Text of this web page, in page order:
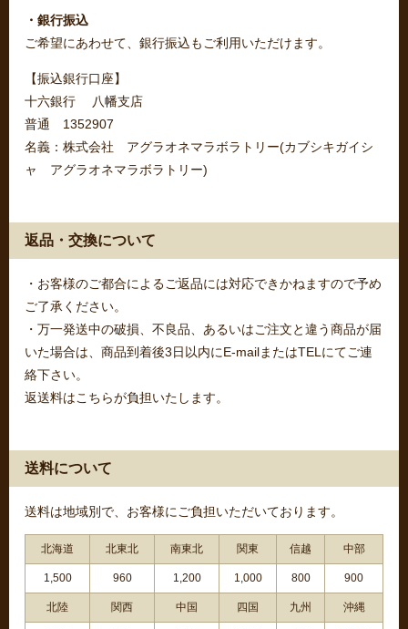
・銀行振込
ご希望にあわせて、銀行振込もご利用いただけます。
【振込銀行口座】
十六銀行 八幡支店
普通 1352907
名義：株式会社 アグラオネマラボラトリー(カブシキガイシ
ャ アグラオネマラボラトリー)
返品・交換について
・お客様のご都合によるご返品には対応できかねますので予め
ご了承ください。
・万一発送中の破損、不良品、あるいはご注文と違う商品が届
いた場合は、商品到着後3日以内にE-mailまたはTELにてご連
絡下さい。
返送料はこちらが負担いたします。
送料について
送料は地域別で、お客様にご負担いただいております。
北海道 北東北 南東北 関東 信越 中部
1,500 960 1,200 1,000 800 900
北陸 関西 中国 四国 九州 沖縄